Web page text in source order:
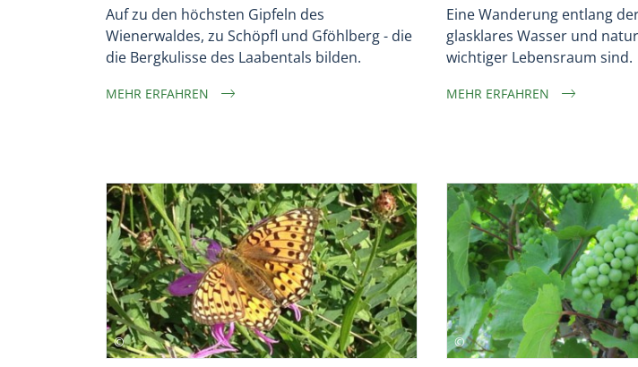
Auf zu den höchsten Gipfeln des
Wienerwaldes, zu Schöpfl und Gföhlberg - die
die Bergkulisse des Laabentals bilden.
MEHR ERFAHREN
Eine Wanderung entlang
glasklares Wasser und
wichtiger Lebensraum sind.
MEHR ERFAHREN